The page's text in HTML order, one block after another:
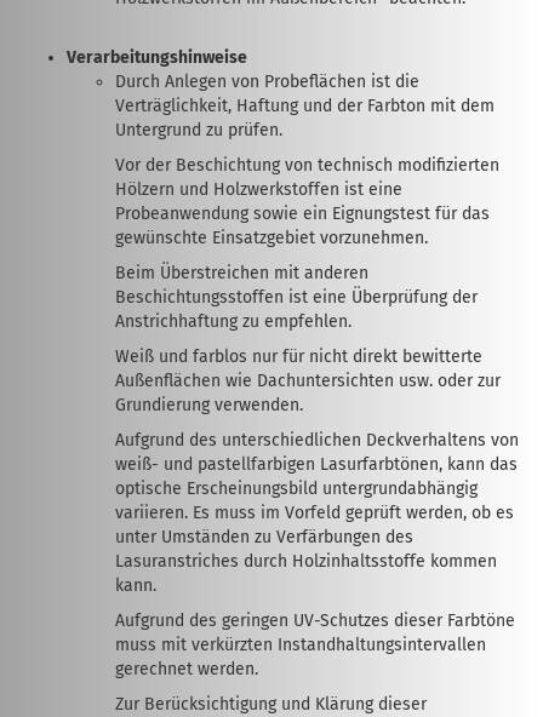
Verarbeitungshinweise
Durch Anlegen von Probeflächen ist die
Verträglichkeit, Haftung und der Farbton mit dem
Untergrund zu prüfen.
Vor der Beschichtung von technisch modifizierten
Hölzern und Holzwerkstoffen ist eine
Probeanwendung sowie ein Eignungstest für das
gewünschte Einsatzgebiet vorzunehmen.
Beim Überstreichen mit anderen
Beschichtungsstoffen ist eine Überprüfung der
Anstrichhaftung zu empfehlen.
Weiß und farblos nur für nicht direkt bewitterte
Außenflächen wie Dachuntersichten usw. oder zur
Grundierung verwenden.
Aufgrund des unterschiedlichen Deckverhaltens von
weiß- und pastellfarbigen Lasurfarbtönen, kann das
optische Erscheinungsbild untergrundabhängig
variieren. Es muss im Vorfeld geprüft werden, ob es
unter Umständen zu Verfärbungen des
Lasuranstriches durch Holzinhaltsstoffe kommen
kann.
Aufgrund des geringen UV-Schutzes dieser Farbtöne
muss mit verkürzten Instandhaltungsintervallen
gerechnet werden.
Zur Berücksichtigung und Klärung dieser